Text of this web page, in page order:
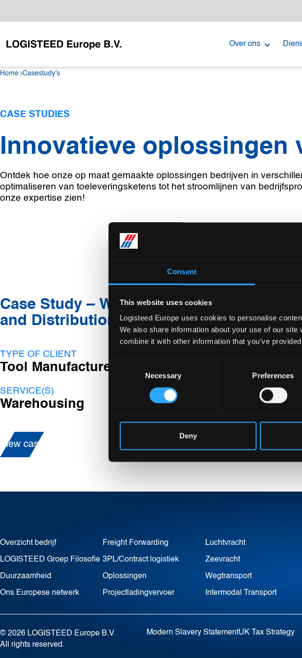
Consent
This website uses cookies
Logisteed Europe uses cookies to personalise
We also share information about your use of our
combine it with other information that you’ve
Consent
Necessary Preferences
Deny
Over ons
Home Casestudy’s
CASE STUDIES
Innovatieve oplossingen
Ontdek hoe onze op maat gemaakte oplossingen bedrijven in
optimaliseren van toeleveringsketens tot het stroomlijnen van
onze expertise zien!
Case Study – Warehousing
and Distribution
TYPE OF CLIENT
Tool Manufacturer
SERVICE(S)
Warehousing
View case
Overzicht bedrijf
LOGISTEED Groep Filosofie
Duurzaamheid
Ons Europese netwerk
Freight Forwarding
3PL/Contract logistiek
Oplossingen
Projectladingvervoer
Luchtvracht
Zeevracht
Wegtransport
Intermodal Transport
© 2026 LOGISTEED Europe B.V.
All rights reserved.
Modern Slavery StatementUK Tax Strategy